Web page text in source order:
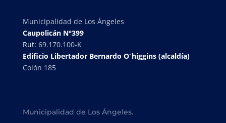
Municipalidad de Los Ángeles
Caupolicán N°399
Rut: 69.170.100-K
Edificio Libertador Bernardo O´higgins (alcaldía)
Colón 185
Municipalidad de Los Ángeles.